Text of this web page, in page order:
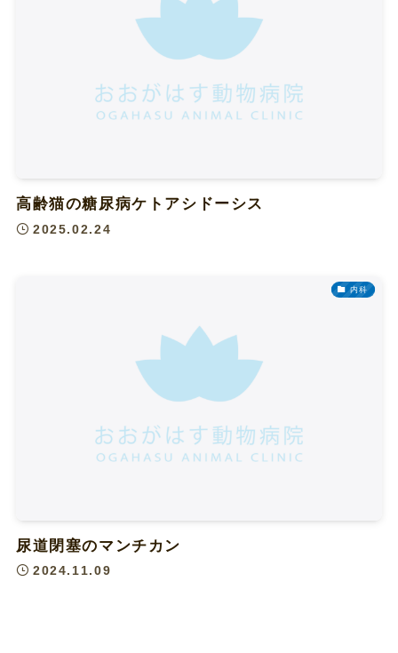
高齢猫の糖尿病ケトアシドーシス
2025.02.24
内科
尿道閉塞のマンチカン
2024.11.09